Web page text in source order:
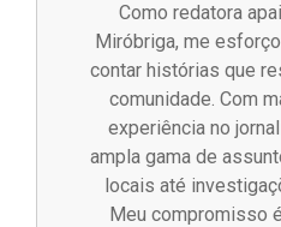
Como redatora
Miróbriga, me
contar histórias que
comunidade. Com
experiência no
ampla gama de
locais até
Meu compromisso